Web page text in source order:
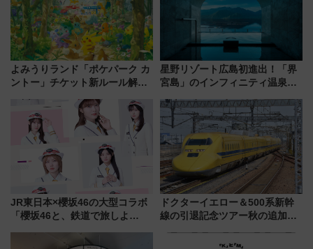
よみうりランド「ポケパーク カ
ントー」チケット新ルール解
本人確認が11月スタート
星野リゾート広島初進出！「界
宮島」のインフィニティ温泉と
宿泊料金・アクセスは？（2026
年7月23日開業）
JR東日本×櫻坂46の大型コラボ
「櫻坂46と、鉄道で旅しよ
潟・長野・庄内へ
ドクターイエロー＆500系新幹
線の引退記念ツアー秋の追加企
ホテル情報まとめ